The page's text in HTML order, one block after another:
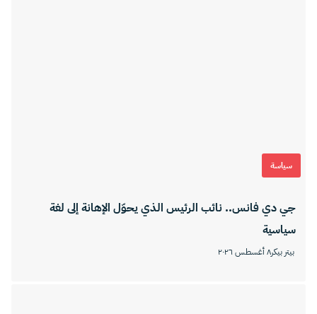
سياسة
جي دي فانس.. نائب الرئيس الذي يحوّل الإهانة إلى لغة
سياسية
بيتر بيكر٨ أغسطس ٢٠٢٦